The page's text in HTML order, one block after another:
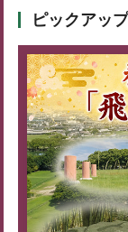
ピックアップ